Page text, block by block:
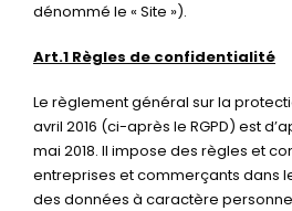
dénommé le « Site »).
Art.1 Règles de confidentialité
Le règlement général sur la
avril 2016 (ci-après le RGPD) est
mai 2018. Il impose des règles et
entreprises et commerçants dans
des données à caractère